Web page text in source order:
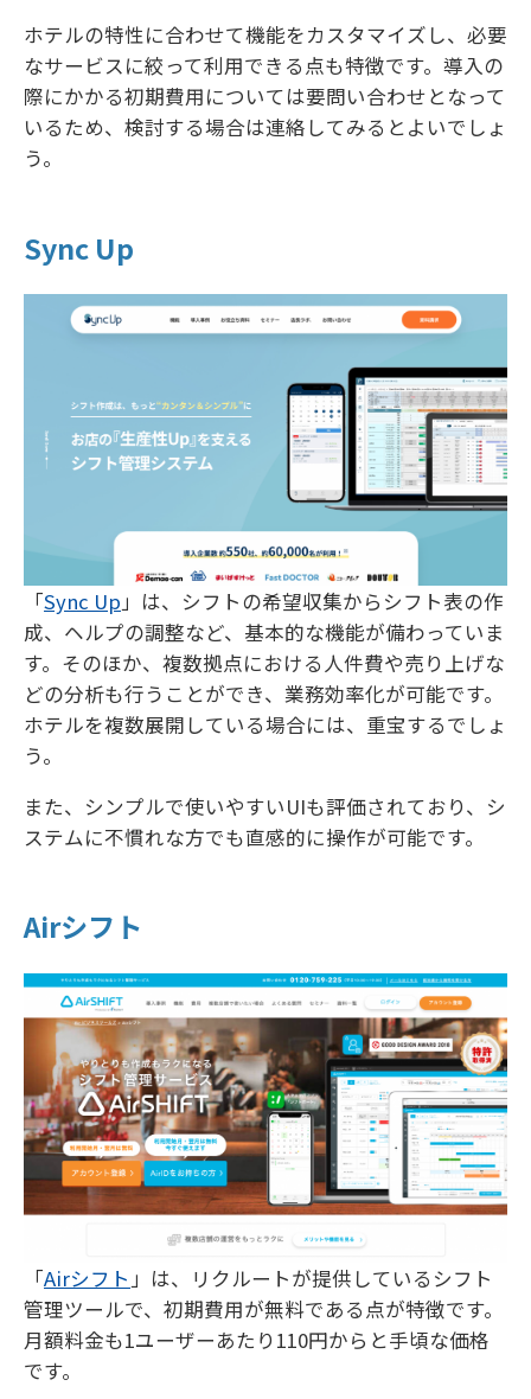
ホテルの特性に合わせて機能をカスタマイズし、必要
なサービスに絞って利用できる点も特徴です。導入の
際にかかる初期費用については要問い合わせとなって
いるため、検討する場合は連絡してみるとよいでしょ
う。
Sync Up
「Sync Up」は、シフトの希望収集からシフト表の作
成、ヘルプの調整など、基本的な機能が備わっていま
す。そのほか、複数拠点における人件費や売り上げな
どの分析も行うことができ、業務効率化が可能です。
ホテルを複数展開している場合には、重宝するでしょ
う。
また、シンプルで使いやすいUIも評価されており、シ
ステムに不慣れな方でも直感的に操作が可能です。
Airシフト
「Airシフト」は、リクルートが提供しているシフト
管理ツールで、初期費用が無料である点が特徴です。
月額料金も1ユーザーあたり110円からと手頃な価格
です。